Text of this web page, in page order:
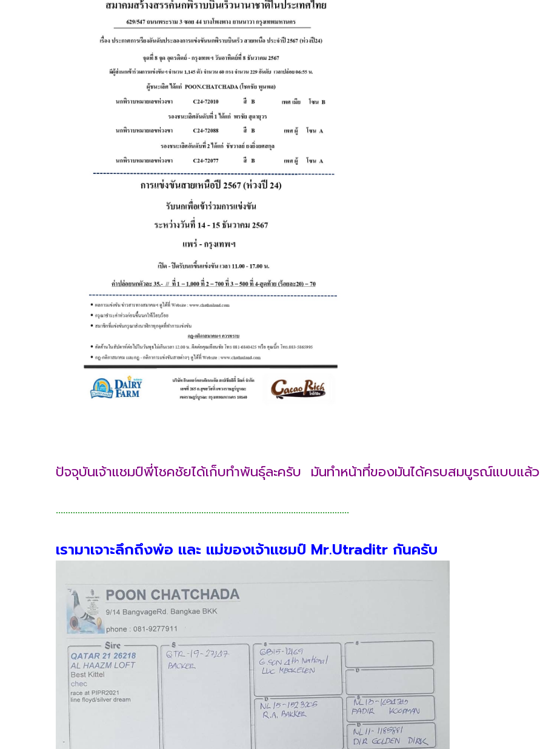
ปัจจุบันเจ้าแชมป์พี่โชคชัยได้เก็บทำพันธุ์ละครับ มันทำหน้าที่ของมันได้ครบสมบูรณ์แบบแล้
.........................................................................................................................
เรามาเจาะลึกถึงพ่อ และ แม่ของเจ้าแชมป์ Mr.Utraditr กันครับ